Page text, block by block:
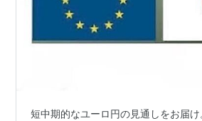
短中期的なユーロ円の見通しをお届